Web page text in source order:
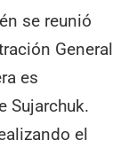
se reunió
General
es
Sujarchuk.
el